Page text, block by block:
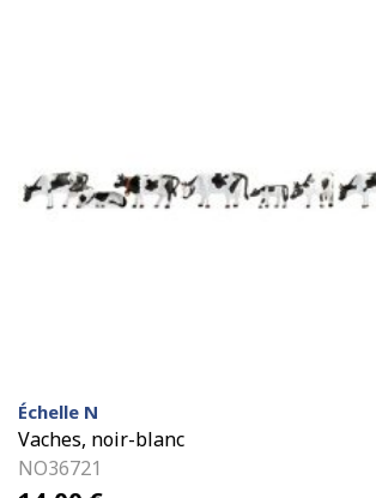
Échelle N
Vaches, noir-blanc
NO36721